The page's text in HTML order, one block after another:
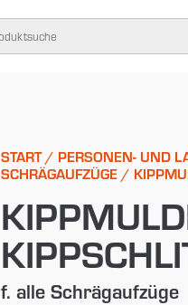
START/ PERSONEN- UND
SCHRÄGAUFZÜGE/
f. alle Schrägaufzüge